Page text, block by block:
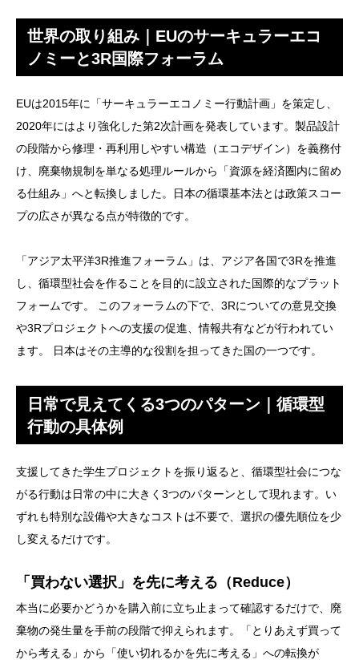
世界の取り組み｜EUのサーキュラーエコ
ノミーと3R国際フォーラム
EUは2015年に「サーキュラーエコノミー行動計画」を策定し、
2020年にはより強化した第2次計画を発表しています。製品設計
の段階から修理・再利用しやすい構造（エコデザイン）を義務付
け、廃棄物規制を単なる処理ルールから「資源を経済圏内に留め
る仕組み」へと転換しました。日本の循環基本法とは政策スコー
プの広さが異なる点が特徴的です。
「アジア太平洋3R推進フォーラム」は、アジア各国で3Rを推進
し、循環型社会を作ることを目的に設立された国際的なプラット
フォームです。 このフォーラムの下で、3Rについての意見交換
や3Rプロジェクトへの支援の促進、情報共有などが行われてい
ます。 日本はその主導的な役割を担ってきた国の一つです。
日常で見えてくる3つのパターン｜循環型
行動の具体例
支援してきた学生プロジェクトを振り返ると、循環型社会につな
がる行動は日常の中に大きく3つのパターンとして現れます。い
ずれも特別な設備や大きなコストは不要で、選択の優先順位を少
し変えるだけです。
「買わない選択」を先に考える（Reduce）
本当に必要かどうかを購入前に立ち止まって確認するだけで、廃
棄物の発生量を手前の段階で抑えられます。「とりあえず買って
から考える」から「使い切れるかを先に考える」への転換が